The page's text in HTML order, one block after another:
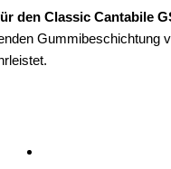
den Classic Cantabile
Gummibeschichtung